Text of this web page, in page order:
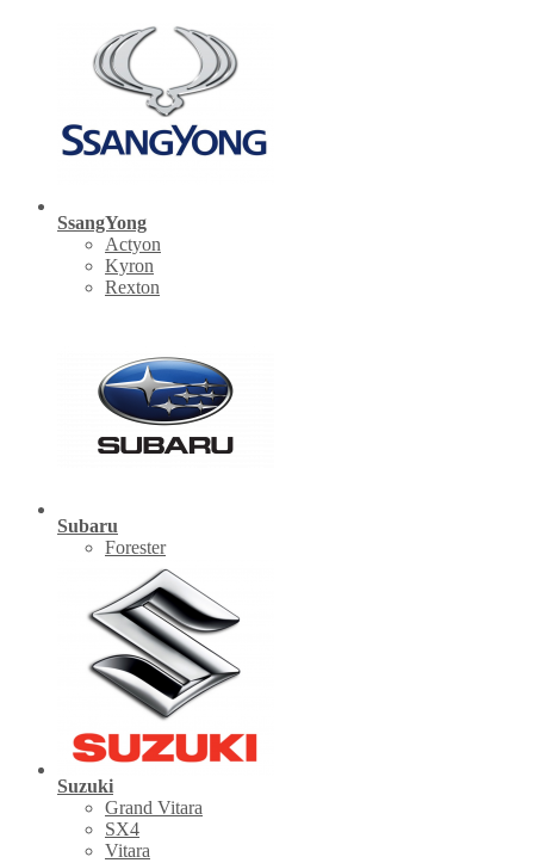
SsangYong
Actyon
Kyron
Rexton
Subaru
Forester
Suzuki
Grand Vitara
SX4
Vitara